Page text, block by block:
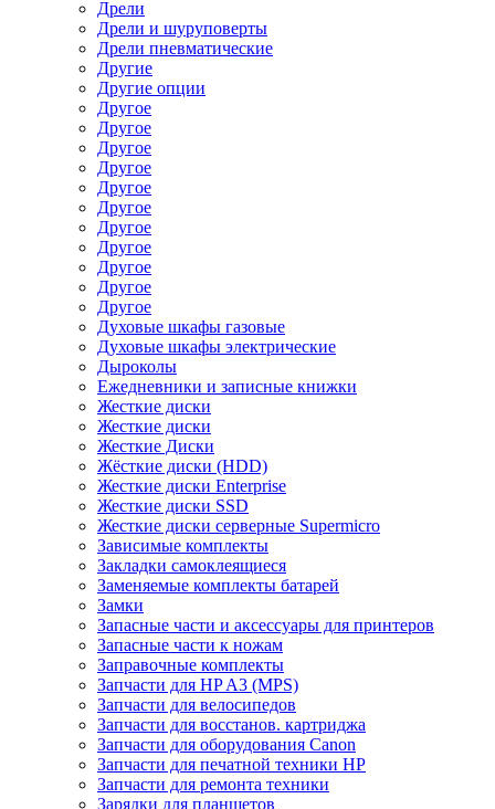
Дрели
Дрели и шуруповерты
Дрели пневматические
Другие
Другие опции
Другое
Другое
Другое
Другое
Другое
Другое
Другое
Другое
Другое
Другое
Другое
Духовые шкафы газовые
Духовые шкафы электрические
Дыроколы
Ежедневники и записные книжки
Жесткие диски
Жесткие диски
Жесткие Диски
Жёсткие диски (HDD)
Жесткие диски Enterprise
Жесткие диски SSD
Жесткие диски серверные Supermicro
Зависимые комплекты
Закладки самоклеящиеся
Заменяемые комплекты батарей
Замки
Запасные части и аксессуары для принтеров
Запасные части к ножам
Заправочные комплекты
Запчасти для HP A3 (MPS)
Запчасти для велосипедов
Запчасти для восстанов. картриджа
Запчасти для оборудования Canon
Запчасти для печатной техники HP
Запчасти для ремонта техники
Зарядки для планшетов